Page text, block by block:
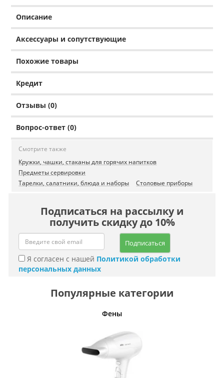
Описание
Аксессуары и сопутствующие
Похожие товары
Кредит
Отзывы (0)
Вопрос-ответ (0)
Смотрите также
Кружки, чашки, стаканы для горячих напитков
Предметы сервировки
Тарелки, салатники, блюда и наборы
Столовые приборы
Подписаться на рассылку и
получить скидку до 10%
Подписаться
Я согласен с нашей Политикой обработки
персональных данных
Популярные категории
Фены